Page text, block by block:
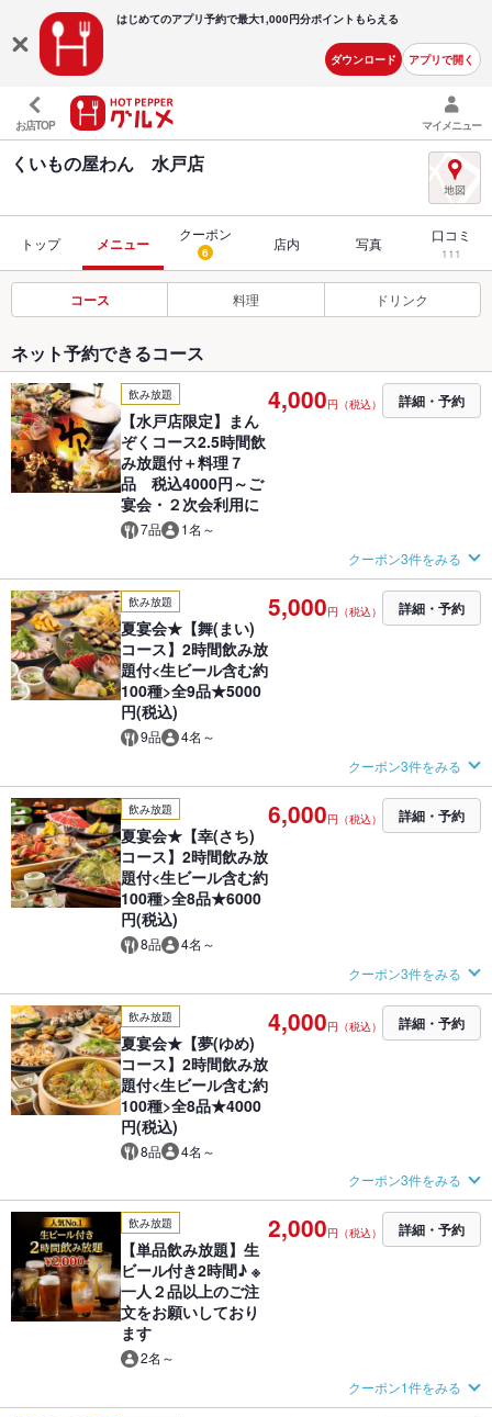
はじめてのアプリ予約で最大1,000円分ポイントもらえる
ダウンロード アプリで開く
お店TOP マイメニュー
くいもの屋わん 水戸店
トップ メニュー
クーポン
6 店内 写真 口コミ
111
コース 料理 ドリンク
ネット予約できるコース
飲み放題
【水戸店限定】まん
ぞくコース2.5時間飲
み放題付＋料理７
品 税込4000円～ご
宴会・２次会利用に
7品 1名～
4,000円（税込） 詳細・予約
クーポン3件をみる
飲み放題
夏宴会★【舞(まい)
コース】2時間飲み放
題付<生ビール含む約
100種>全9品★5000
円(税込)
9品 4名～
5,000円（税込） 詳細・予約
クーポン3件をみる
飲み放題
夏宴会★【幸(さち)
コース】2時間飲み放
題付<生ビール含む約
100種>全8品★6000
円(税込)
8品 4名～
6,000円（税込） 詳細・予約
クーポン3件をみる
飲み放題
夏宴会★【夢(ゆめ)
コース】2時間飲み放
題付<生ビール含む約
100種>全8品★4000
円(税込)
8品 4名～
4,000円（税込） 詳細・予約
クーポン3件をみる
飲み放題
【単品飲み放題】生
ビール付き2時間♪ ※
一人２品以上のご注
文をお願いしており
ます
2名～
2,000円（税込） 詳細・予約
クーポン1件をみる